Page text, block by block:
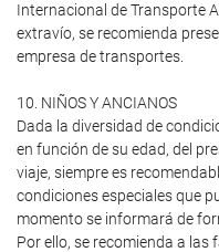
Internacional de Transporte
extravío, se recomienda
empresa de transportes.
10. NIÑOS Y ANCIANOS
Dada la diversidad de
en función de su edad, del
viaje, siempre es
condiciones especiales que
momento se informará de
Por ello, se recomienda a